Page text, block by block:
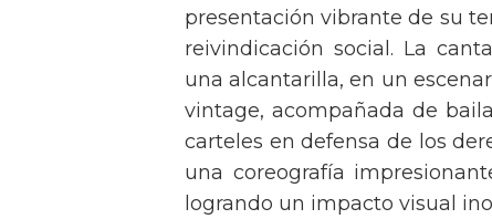
presentación vibrante de su
reivindicación social. La
una alcantarilla, en un
vintage, acompañada de
carteles en defensa de los
una coreografía
logrando un impacto visual